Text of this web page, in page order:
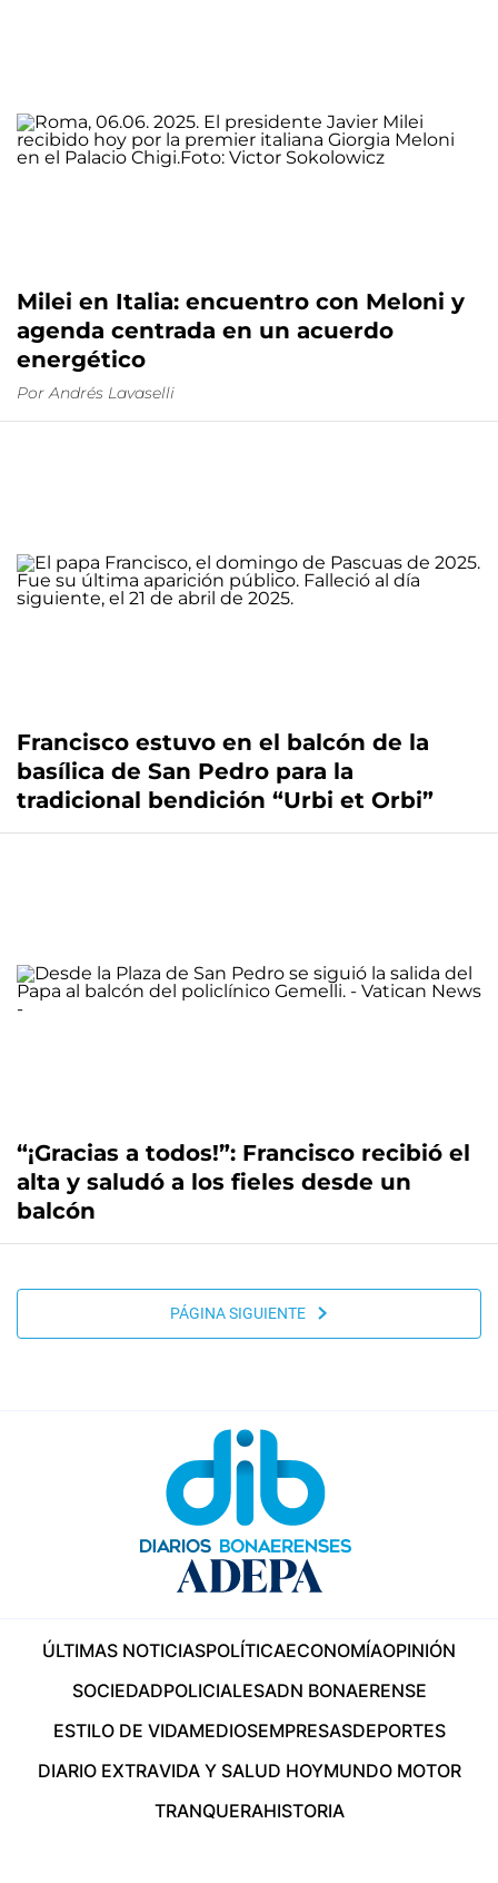
Milei en Italia: encuentro con Meloni y
agenda centrada en un acuerdo
energético
Por Andrés Lavaselli
Francisco estuvo en el balcón de la
basílica de San Pedro para la
tradicional bendición “Urbi et Orbi”
“¡Gracias a todos!”: Francisco recibió el
alta y saludó a los fieles desde un
balcón
PÁGINA SIGUIENTE
ÚLTIMAS NOTICIASPOLÍTICAECONOMÍAOPINIÓN
SOCIEDADPOLICIALESADN BONAERENSE
ESTILO DE VIDAMEDIOSEMPRESASDEPORTES
DIARIO EXTRAVIDA Y SALUD HOYMUNDO MOTOR
TRANQUERAHISTORIA